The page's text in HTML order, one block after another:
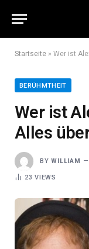
Startseite » Wer ist
BERÜHMTHEIT
Wer ist
Alles
BY WILLIAM
23VIEWS